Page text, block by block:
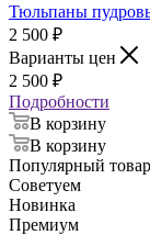
Тюльпаны
2 500 ₽
Варианты цен
2 500 ₽
Подробности
В корзину
В корзину
Популярный товар
Советуем
Новинка
Премиум